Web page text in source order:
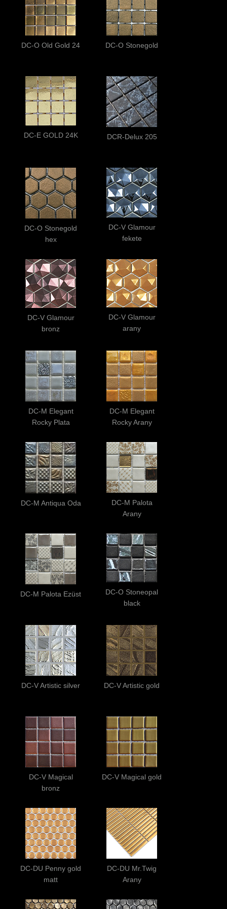
DC-O Old Gold 24 DC-O Stonegold
DC-E GOLD 24K DCR-Delux 205
DC-O Stonegold
hex
DC-V Glamour
fekete
DC-V Glamour
bronz
DC-V Glamour
arany
DC-M Elegant
Rocky Plata
DC-M Elegant
Rocky Arany
DC-M Antiqua Oda
DC-M Palota
Arany
DC-M Palota Ezüst
DC-O Stoneopal
black
DC-V Artistic silver DC-V Artistic gold
DC-V Magical
bronz
DC-V Magical gold
DC-DU Penny gold
matt
DC-DU Mr.Twig
Arany